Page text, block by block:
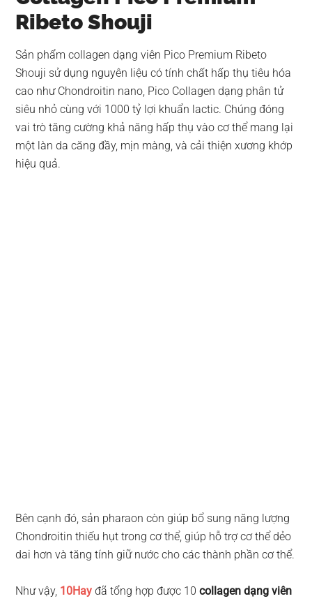
Ribeto Shouji
Sản phẩm collagen dạng viên Pico Premium Ribeto
Shouji sử dụng nguyên liệu có tính chất hấp thụ tiêu hóa
cao như Chondroitin nano, Pico Collagen dạng phân tử
siêu nhỏ cùng với 1000 tỷ lợi khuẩn lactic. Chúng đóng
vai trò tăng cường khả năng hấp thụ vào cơ thể mang lại
một làn da căng đầy, mịn màng, và cải thiện xương khớp
hiệu quả.
Bên cạnh đó, sản pharaon còn giúp bổ sung năng lượng
Chondroitin thiếu hụt trong cơ thể, giúp hỗ trợ cơ thể dẻo
dai hơn và tăng tính giữ nước cho các thành phần cơ thể.
Như vậy, 10Hay đã tổng hợp được 10collagen dạng viên